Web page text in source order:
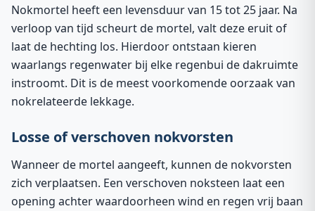
Nokmortel heeft een levensduur van 15 tot 25 jaar. Na
verloop van tijd scheurt de mortel, valt deze eruit of
laat de hechting los. Hierdoor ontstaan kieren
waarlangs regenwater bij elke regenbui de dakruimte
instroomt. Dit is de meest voorkomende oorzaak van
nokrelateerde lekkage.
Losse of verschoven nokvorsten
Wanneer de mortel aangeeft, kunnen de nokvorsten
zich verplaatsen. Een verschoven noksteen laat een
opening achter waardoorheen wind en regen vrij baan